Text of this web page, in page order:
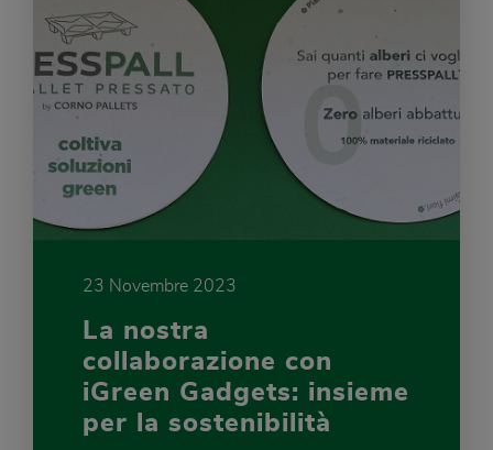
23 Novembre 2023
La nostra
collaborazione con
iGreen Gadgets: insieme
per la sostenibilità